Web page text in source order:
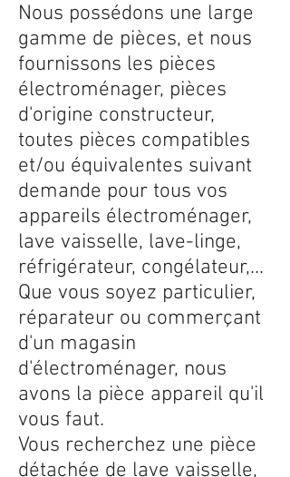
Nous possédons une large
gamme de pièces, et nous
fournissons les pièces
électroménager, pièces
d'origine constructeur,
toutes pièces compatibles
et/ou équivalentes suivant
demande pour tous vos
appareils électroménager,
lave vaisselle, lave-linge,
réfrigérateur, congélateur,...
Que vous soyez particulier,
réparateur ou commerçant
d'un magasin
d'électroménager, nous
avons la pièce appareil qu'il
vous faut.
Vous recherchez une pièce
détachée de lave vaisselle,